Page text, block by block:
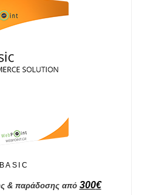
BASIC
& παράδοσης από 300€